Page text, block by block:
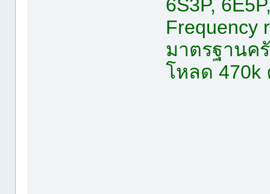
6S3P,
Frequency
มาตรฐานค
โหลด 470k